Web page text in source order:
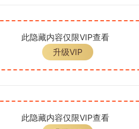
此隐藏内容仅限VIP查看
升级VIP
此隐藏内容仅限VIP查看